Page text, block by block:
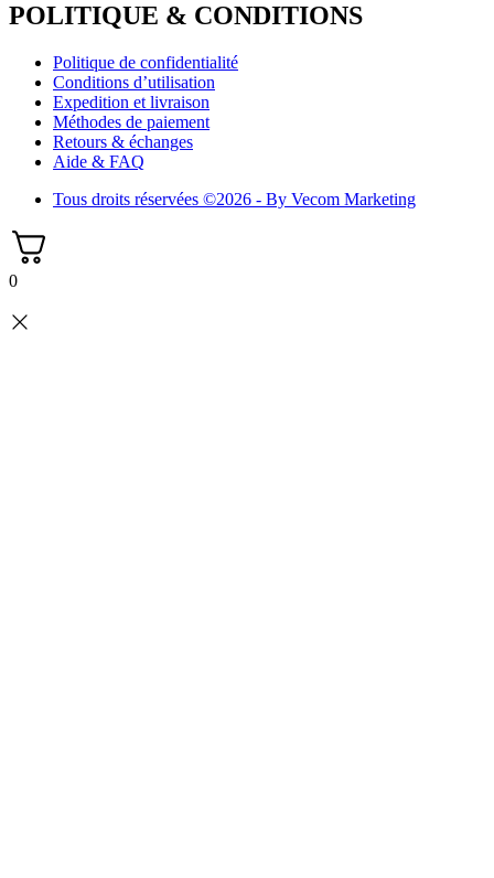
POLITIQUE & CONDITIONS
Politique de confidentialité
Conditions d’utilisation
Expedition et livraison
Méthodes de paiement
Retours & échanges
Aide & FAQ
Tous droits réservées ©2026 - By Vecom Marketing
0